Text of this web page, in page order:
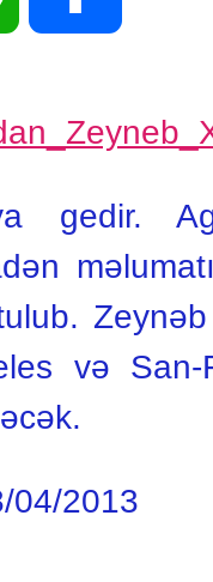
gedir.
və San-
04/2013